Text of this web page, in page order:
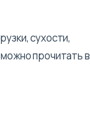
сухости,
прочитать в